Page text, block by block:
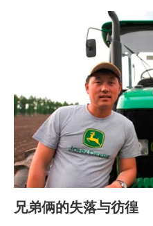
兄弟俩的失落与彷徨